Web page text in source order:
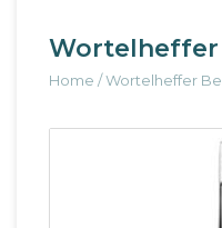
Wortelheffer
Home /Wortelheffer